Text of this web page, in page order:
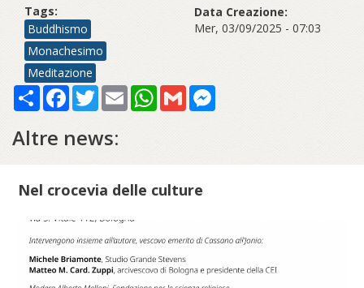
Tags:
Buddhismo
Monachesimo
Meditazione
Data Creazione:
Mer, 03/09/2025 - 07:03
Share Facebook
TwitterEmail WhatsApp
Gmail
Altre news:
Nel crocevia delle culture